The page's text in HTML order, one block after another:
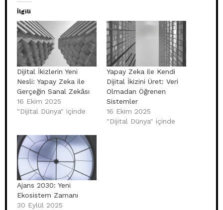
İlgili
Dijital İkizlerin Yeni
Nesli: Yapay Zeka ile
Gerçeğin Sanal Zekâsı
16 Ekim 2025
"Dijital Dünya" içinde
Yapay Zeka ile Kendi
Dijital İkizini Üret: Veri
Olmadan Öğrenen
Sistemler
16 Ekim 2025
"Dijital Dünya" içinde
Ajans 2030: Yeni
Ekosistem Zamanı
30 Eylül 2025